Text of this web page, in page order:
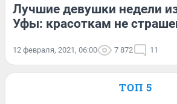
Лучшие девушки недели
Уфы: красоткам не
12 февраля, 2021, 06:00 7 872 11
ТОП 5